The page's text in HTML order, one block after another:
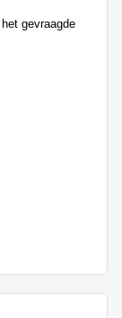
gevraagde